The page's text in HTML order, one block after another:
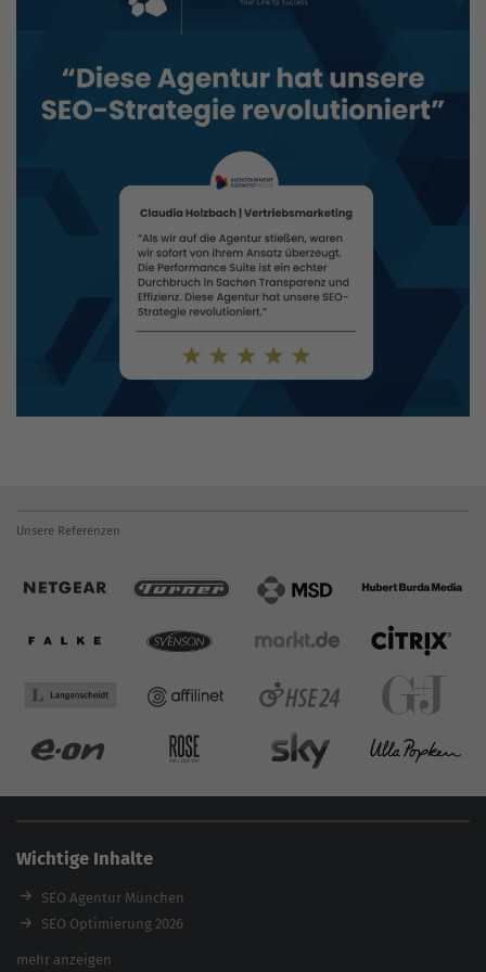
Unsere Referenzen
Wichtige Inhalte
SEO Agentur München
SEO Optimierung 2026
Backlink-Audit 2026
mehr anzeigen